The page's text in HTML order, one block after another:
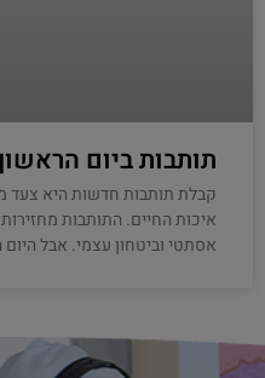
תותבות ביום
קבלת תותבות חדשות היא צעד
איכות החיים. התותבות
אסתטי וביטחון עצמי. אבל